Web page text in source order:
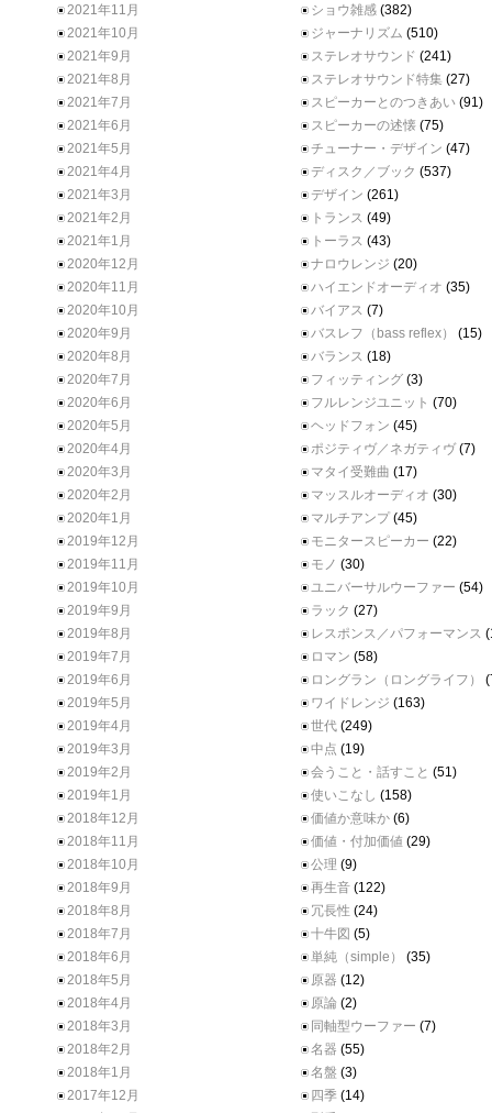
2021年11月
2021年10月
2021年9月
2021年8月
2021年7月
2021年6月
2021年5月
2021年4月
2021年3月
2021年2月
2021年1月
2020年12月
2020年11月
2020年10月
2020年9月
2020年8月
2020年7月
2020年6月
2020年5月
2020年4月
2020年3月
2020年2月
2020年1月
2019年12月
2019年11月
2019年10月
2019年9月
2019年8月
2019年7月
2019年6月
2019年5月
2019年4月
2019年3月
2019年2月
2019年1月
2018年12月
2018年11月
2018年10月
2018年9月
2018年8月
2018年7月
2018年6月
2018年5月
2018年4月
2018年3月
2018年2月
2018年1月
2017年12月
ショウ雑感 (382)
ジャーナリズム (510)
ステレオサウンド (241)
ステレオサウンド特集 (27)
スピーカーとのつきあい (91)
スピーカーの述懐 (75)
チューナー・デザイン (47)
ディスク／ブック (537)
デザイン (261)
トランス (49)
トーラス (43)
ナロウレンジ (20)
ハイエンドオーディオ (35)
バイアス (7)
バスレフ（bass reflex）
(15)
バランス (18)
フィッティング (3)
フルレンジユニット (70)
ヘッドフォン (45)
ポジティヴ／ネガティヴ(7)
マタイ受難曲 (17)
マッスルオーディオ (30)
マルチアンプ (45)
モニタースピーカー (22)
モノ (30)
ユニバーサルウーファー (54)
ラック (27)
レスポンス／パフォーマンス
ロマン (58)
ロングラン（ロングライフ）
ワイドレンジ (163)
世代 (249)
中点 (19)
会うこと・話すこと (51)
使いこなし (158)
価値か意味か (6)
価値・付加価値 (29)
公理 (9)
再生音 (122)
冗長性 (24)
十牛図 (5)
単純（simple）
(35)
原器 (12)
原論 (2)
同軸型ウーファー (7)
名器 (55)
名盤 (3)
四季 (14)